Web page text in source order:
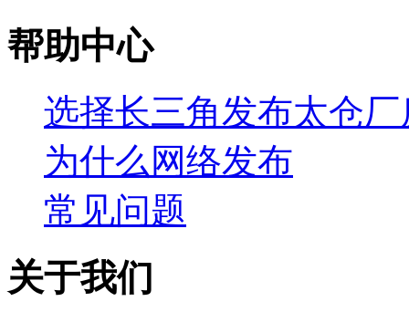
帮助中心
选择长三角发布太仓
为什么网络发布
常见问题
关于我们